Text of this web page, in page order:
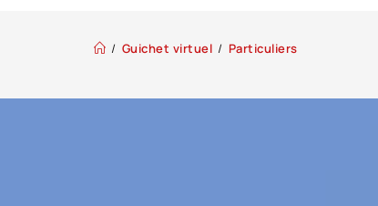
/ Guichet virtuel / Particuliers